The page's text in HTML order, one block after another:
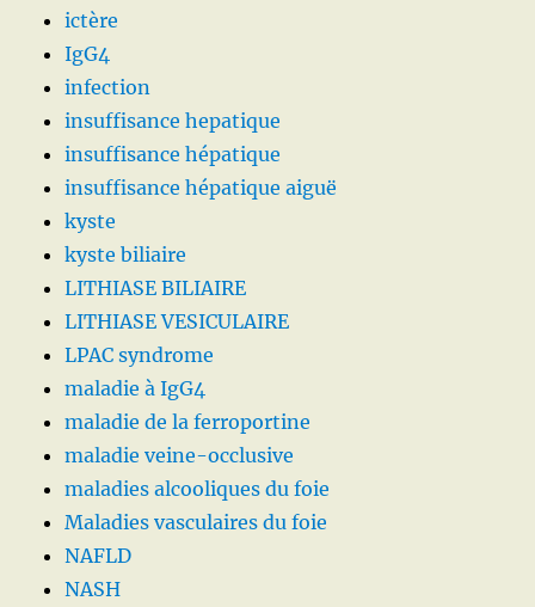
ictère
IgG4
infection
insuffisance hepatique
insuffisance hépatique
insuffisance hépatique aiguë
kyste
kyste biliaire
LITHIASE BILIAIRE
LITHIASE VESICULAIRE
LPAC syndrome
maladie à IgG4
maladie de la ferroportine
maladie veine-occlusive
maladies alcooliques du foie
Maladies vasculaires du foie
NAFLD
NASH